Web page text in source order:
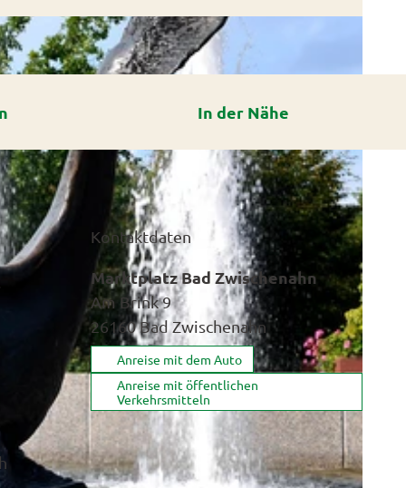
In der Nähe
Kontaktdaten
Marktplatz Bad Zwischenahn
Am Brink 9
26160Bad Zwischenahn
Anreise mit dem Auto
Anreise mit öffentlichen
Verkehrsmitteln